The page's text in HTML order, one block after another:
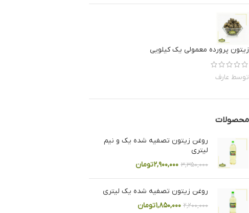
زیتون پرورده معمولی یک کیلویی
توسط عارف
محصولات
روغن زیتون تصفیه شده یک و نیم
لیتری
۳,۳۵۰,۰۰۰ ۲,۹۰۰,۰۰۰تومان
روغن زیتون تصفیه شده یک لیتری
۲,۲۰۰,۰۰۰ ۱,۸۵۰,۰۰۰تومان